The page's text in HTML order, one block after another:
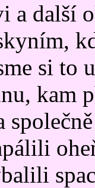
a další
si to
kam